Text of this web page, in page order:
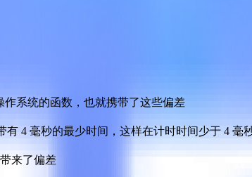
系统的函数，也就携带了这些偏差
4 毫秒的最少时间，这样在计时时间少于 4 毫
来了偏差